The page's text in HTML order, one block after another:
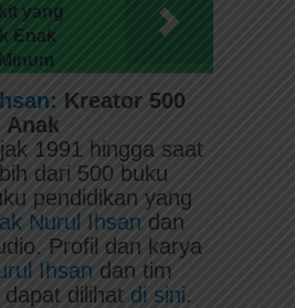
yang
Enak
Kreator 500
1991 hingga saat
dari 500 buku
pendidikan yang
Nurul Ihsan dan
Profil dan karya
Ihsan dan tim
dilihat di sini.